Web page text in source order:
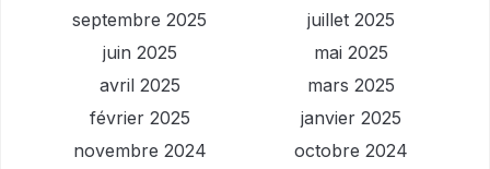
septembre 2025
juillet 2025
juin 2025
mai 2025
avril 2025
mars 2025
février 2025
janvier 2025
novembre 2024
octobre 2024